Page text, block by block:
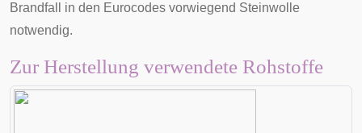
Brandfall in den Eurocodes vorwiegend Steinwolle
notwendig.
Zur Herstellung verwendete Rohstoffe